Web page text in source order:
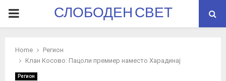
PRIMARYСЛОБОДЕН СВЕТ
Home
Регион
Клан Косово: Пацоли премиер наместо Харадинај
Регион